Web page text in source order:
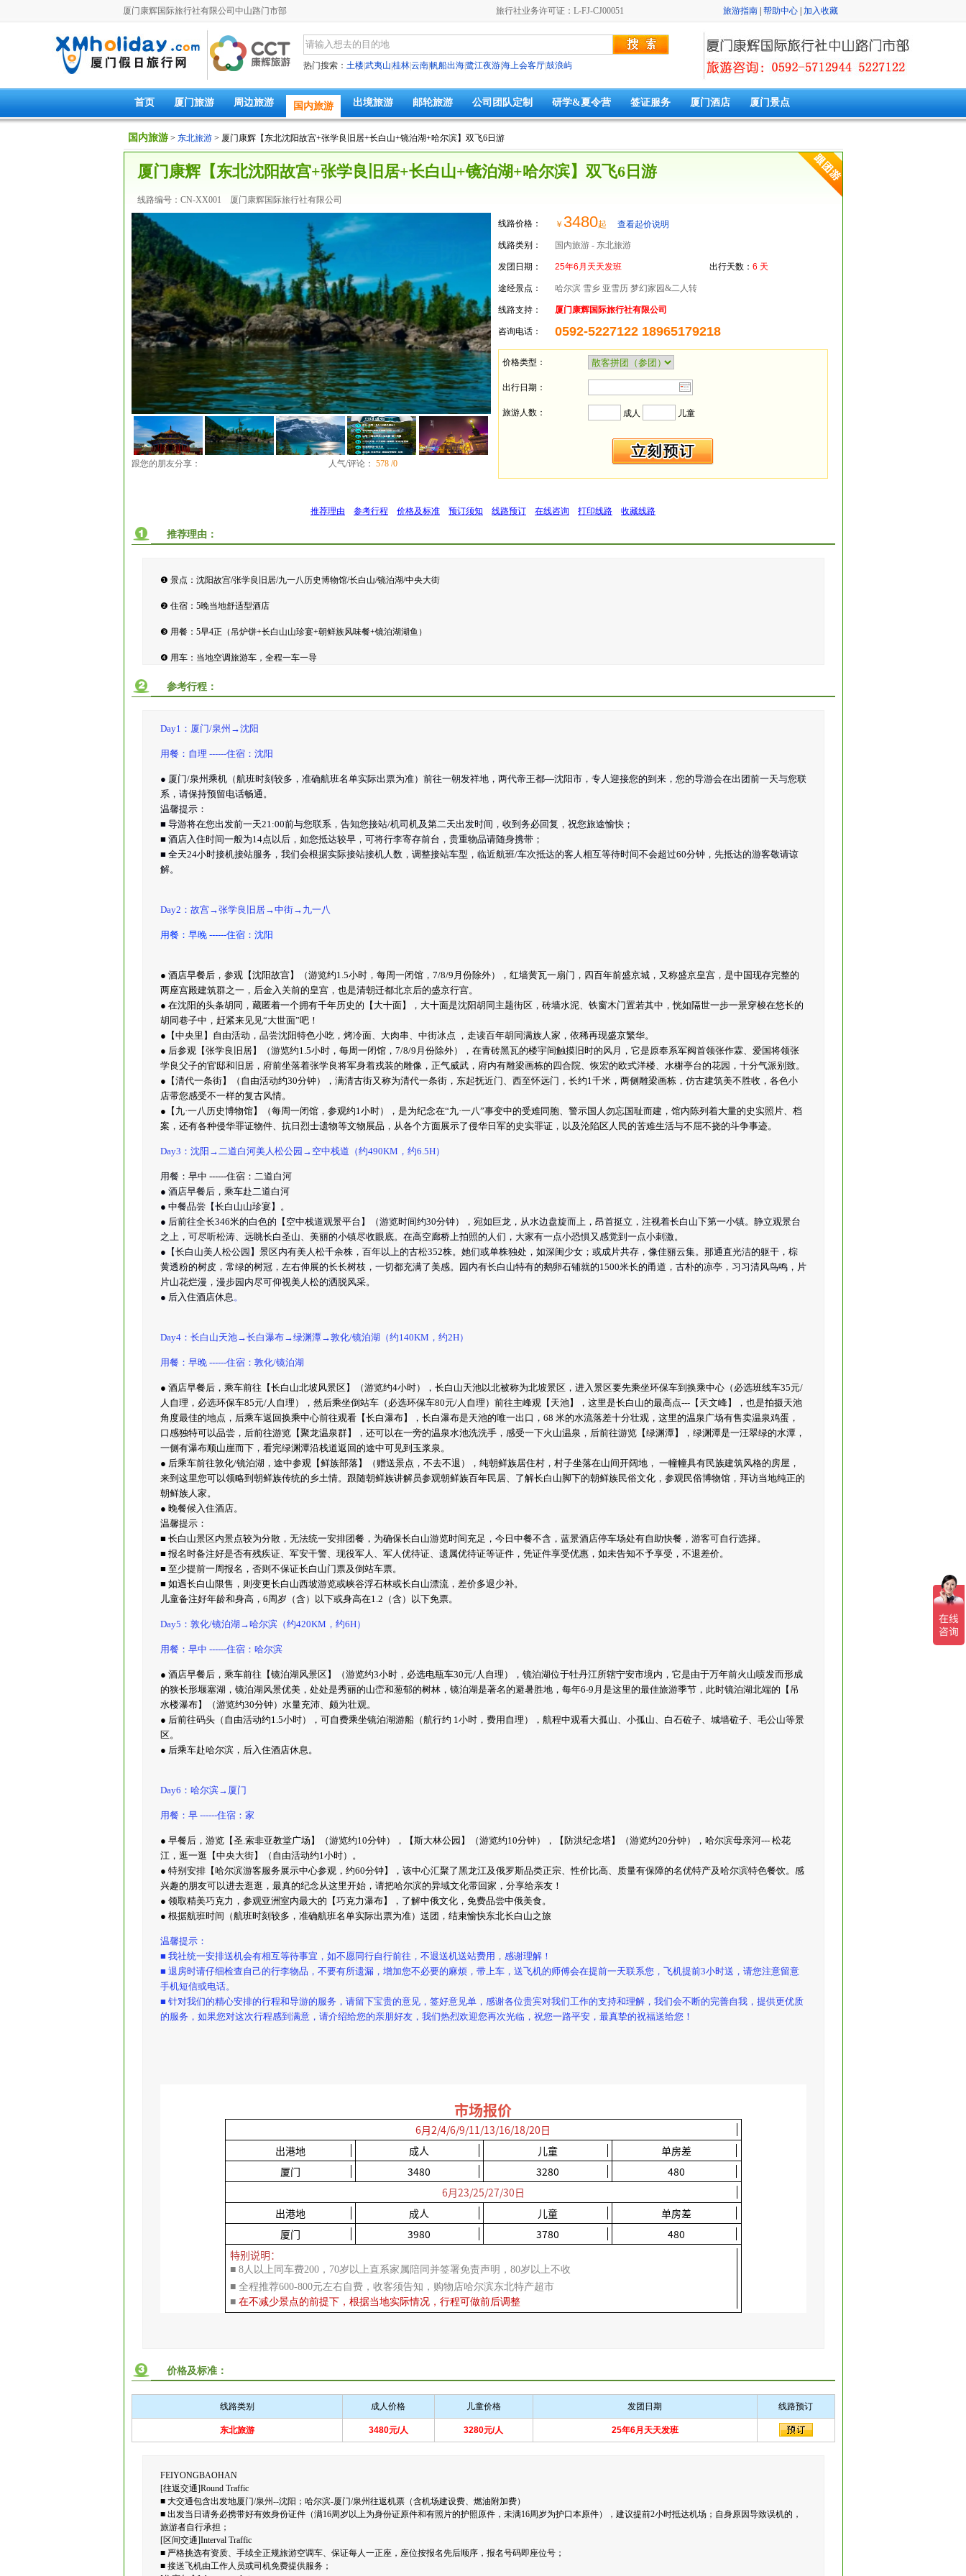
厦门康辉国际旅行社有限公司中山路门市部 旅行社业务许可证：L-FJ-CJ00051 旅游指南 帮助中心 加入收藏
热门搜索： 土楼武夷山 桂林云南帆船出海鹭江夜游海上会客厅鼓浪屿
首页 厦门旅游 周边旅游 国内旅游 出境旅游 邮轮旅游 公司团队定制 研学&夏令营 签证服务 厦门酒店 厦门景点
国内旅游> 东北旅游> 厦门康辉【东北沈阳故宫+张学良旧居+长白山+镜泊湖+哈尔滨】双飞6日游
厦门康辉【东北沈阳故宫+张学良旧居+长白山+镜泊湖+哈尔滨】双飞6日游
线路编号：CN-XX001 厦门康辉国际旅行社有限公司
线路价格： ￥ 3480起 查看起价说明
线路类别： 国内旅游 - 东北旅游
发团日期： 25年6月天天发班 出行天数： 6 天
途经景点： 哈尔滨 雪乡 亚雪历 梦幻家园&二人转
线路支持： 厦门康辉国际旅行社有限公司
咨询电话： 0592-5227122 18965179218
价格类型：
出行日期：
旅游人数： 成人 儿童
跟您的朋友分享： 人气/评论： 578 /0
推荐理由 参考行程 价格及标准 预订须知 线路预订 在线咨询 打印线路 收藏线路
推荐理由：
❶ 景点：沈阳故宫/张学良旧居/九一八历史博物馆/长白山/镜泊湖/中央大街
❷ 住宿：5晚当地舒适型酒店
❸ 用餐：5早4正（吊炉饼+长白山山珍宴+朝鲜族风味餐+镜泊湖湖鱼）
❹ 用车：当地空调旅游车，全程一车一导
参考行程：
Day1：厦门/泉州→沈阳
用餐：自理 ------住宿：沈阳
● 厦门/泉州乘机（航班时刻较多，准确航班名单实际出票为准）前往一朝发祥地，两代帝王都—沈阳市，专人迎接您的到来，您的导游会在出团前一天与您联
系，请保持预留电话畅通。
温馨提示：
■ 导游将在您出发前一天21:00前与您联系，告知您接站/机司机及第二天出发时间，收到务必回复，祝您旅途愉快；
■ 酒店入住时间一般为14点以后，如您抵达较早，可将行李寄存前台，贵重物品请随身携带；
■ 全天24小时接机接站服务，我们会根据实际接站接机人数，调整接站车型，临近航班/车次抵达的客人相互等待时间不会超过60分钟，先抵达的游客敬请谅
解。
Day2：故宫→张学良旧居→中街→九一八
用餐：早晚 ------住宿：沈阳
● 酒店早餐后，参观【沈阳故宫】（游览约1.5小时，每周一闭馆，7/8/9月份除外），红墙黄瓦一扇门，四百年前盛京城，又称盛京皇宫，是中国现存完整的
两座宫殿建筑群之一，后金入关前的皇宫，也是清朝迁都北京后的盛京行宫。
● 在沈阳的头条胡同，藏匿着一个拥有千年历史的【大十面】，大十面是沈阳胡同主题街区，砖墙水泥、铁窗木门置若其中，恍如隔世一步一景穿梭在悠长的
胡同巷子中，赶紧来见见“大世面”吧！
●【中央里】自由活动，品尝沈阳特色小吃，烤冷面、大肉串、中街冰点 ，走读百年胡同满族人家，依稀再现盛京繁华。
● 后参观【张学良旧居】（游览约1.5小时，每周一闭馆，7/8/9月份除外），在青砖黑瓦的楼宇间触摸旧时的风月，它是原奉系军阀首领张作霖、爱国将领张
学良父子的官邸和旧居，府前坐落着张学良将军身着戎装的雕像，正气威武，府内有雕梁画栋的四合院、恢宏的欧式洋楼、水榭亭台的花园，十分气派别致。
●【清代一条街】（自由活动约30分钟），满清古街又称为清代一条街，东起抚近门、西至怀远门，长约1千米，两侧雕梁画栋，仿古建筑美不胜收，各色小
店带您感受不一样的复古风情。
●【九·一八历史博物馆】（每周一闭馆，参观约1小时），是为纪念在“九·一八”事变中的受难同胞、警示国人勿忘国耻而建，馆内陈列着大量的史实照片、档
案，还有各种侵华罪证物件、抗日烈士遗物等文物展品，从各个方面展示了侵华日军的史实罪证，以及沦陷区人民的苦难生活与不屈不挠的斗争事迹。
Day3：沈阳→二道白河美人松公园→空中栈道（约490KM，约6.5H）
用餐：早中 ------住宿：二道白河
● 酒店早餐后，乘车赴二道白河
● 中餐品尝【长白山山珍宴】。
● 后前往全长346米的白色的【空中栈道观景平台】（游览时间约30分钟），宛如巨龙，从水边盘旋而上，昂首挺立，注视着长白山下第一小镇。静立观景台
之上，可尽听松涛、远眺长白圣山、美丽的小镇尽收眼底。在高空廊桥上拍照的人们，大家有一点小恐惧又感觉到一点小刺激。
●【长白山美人松公园】景区内有美人松千余株，百年以上的古松352株。她们或单株独处，如深闺少女；或成片共存，像佳丽云集。那通直光洁的躯干，棕
黄透粉的树皮，常绿的树冠，左右伸展的长长树枝，一切都充满了美感。园内有长白山特有的鹅卵石铺就的1500米长的甬道，古朴的凉亭，习习清风鸟鸣，片
片山花烂漫，漫步园内尽可仰视美人松的洒脱风采。
● 后入住酒店休息。
Day4：长白山天池→长白瀑布→绿渊潭→敦化/镜泊湖（约140KM，约2H）
用餐：早晚 ------住宿：敦化/镜泊湖
● 酒店早餐后，乘车前往【长白山北坡风景区】（游览约4小时），长白山天池以北被称为北坡景区，进入景区要先乘坐环保车到换乘中心（必选班线车35元/
人自理，必选环保车85元/人自理），然后乘坐倒站车（必选环保车80元/人自理）前往主峰观【天池】，这里是长白山的最高点---【天文峰】，也是拍摄天池
角度最佳的地点，后乘车返回换乘中心前往观看【长白瀑布】，长白瀑布是天池的唯一出口，68 米的水流落差十分壮观，这里的温泉广场有售卖温泉鸡蛋，
口感独特可以品尝，后前往游览【聚龙温泉群】，还可以在一旁的温泉水池洗洗手，感受一下火山温泉，后前往游览【绿渊潭】，绿渊潭是一汪翠绿的水潭，
一侧有瀑布顺山崖而下，看完绿渊潭沿栈道返回的途中可见到玉浆泉。
● 后乘车前往敦化/镜泊湖，途中参观【鲜族部落】（赠送景点，不去不退），纯朝鲜族居住村，村子坐落在山间开阔地， 一幢幢具有民族建筑风格的房屋，
来到这里您可以领略到朝鲜族传统的乡土情。跟随朝鲜族讲解员参观朝鲜族百年民居、了解长白山脚下的朝鲜族民俗文化，参观民俗博物馆，拜访当地纯正的
朝鲜族人家。
● 晚餐候入住酒店。
温馨提示：
■ 长白山景区内景点较为分散，无法统一安排团餐，为确保长白山游览时间充足，今日中餐不含，蓝景酒店停车场处有自助快餐，游客可自行选择。
■ 报名时备注好是否有残疾证、军安干警、现役军人、军人优待证、遗属优待证等证件，凭证件享受优惠，如未告知不予享受，不退差价。
■ 至少提前一周报名，否则不保证长白山门票及倒站车票。
■ 如遇长白山限售，则变更长白山西坡游览或峡谷浮石林或长白山漂流，差价多退少补。
儿童备注好年龄和身高，6周岁（含）以下或身高在1.2（含）以下免票。
Day5：敦化/镜泊湖→哈尔滨（约420KM，约6H）
用餐：早中 ------住宿：哈尔滨
● 酒店早餐后，乘车前往【镜泊湖风景区】（游览约3小时，必选电瓶车30元/人自理），镜泊湖位于牡丹江所辖宁安市境内，它是由于万年前火山喷发而形成
的狭长形堰塞湖，镜泊湖风景优美，处处是秀丽的山峦和葱郁的树林，镜泊湖是著名的避暑胜地，每年6-9月是这里的最佳旅游季节，此时镜泊湖北端的【吊
水楼瀑布】（游览约30分钟）水量充沛、颇为壮观。
● 后前往码头（自由活动约1.5小时），可自费乘坐镜泊湖游船（航行约 1小时，费用自理），航程中观看大孤山、小孤山、白石砬子、城墙砬子、毛公山等景
区。
● 后乘车赴哈尔滨，后入住酒店休息。
Day6：哈尔滨→厦门
用餐：早 ------住宿：家
● 早餐后，游览【圣.索非亚教堂广场】（游览约10分钟），【斯大林公园】（游览约10分钟），【防洪纪念塔】（游览约20分钟），哈尔滨母亲河--- 松花
江，逛一逛【中央大街】（自由活动约1小时）。
● 特别安排【哈尔滨游客服务展示中心参观，约60分钟】，该中心汇聚了黑龙江及俄罗斯品类正宗、性价比高、质量有保障的名优特产及哈尔滨特色餐饮。感
兴趣的朋友可以进去逛逛，最真的纪念从这里开始，请把哈尔滨的异域文化带回家，分享给亲友！
● 领取精美巧克力，参观亚洲室内最大的【巧克力瀑布】，了解中俄文化，免费品尝中俄美食。
● 根据航班时间（航班时刻较多，准确航班名单实际出票为准）送团，结束愉快东北长白山之旅
温馨提示：
■ 我社统一安排送机会有相互等待事宜，如不愿同行自行前往，不退送机送站费用，感谢理解！
■ 退房时请仔细检查自己的行李物品，不要有所遗漏，增加您不必要的麻烦，带上车，送飞机的师傅会在提前一天联系您，飞机提前3小时送，请您注意留意
手机短信或电话。
■ 针对我们的精心安排的行程和导游的服务，请留下宝贵的意见，签好意见单，感谢各位贵宾对我们工作的支持和理解，我们会不断的完善自我，提供更优质
的服务，如果您对这次行程感到满意，请介绍给您的亲朋好友，我们热烈欢迎您再次光临，祝您一路平安，最真挚的祝福送给您！
市场报价
6月2/4/6/9/11/13/16/18/20日
出港地
成人 儿童
单房差
厦门
3480 3280
480
6月23/25/27/30日
出港地
成人 儿童
单房差
厦门
3980 3780
480
特别说明：
■ 8人以上同车费200，70岁以上直系家属陪同并签署免责声明，80岁以上不收
■ 全程推荐600-800元左右自费，收客须告知，购物店哈尔滨东北特产超市
■ 在不减少景点的前提下，根据当地实际情况，行程可做前后调整
价格及标准：
线路类别 成人价格 儿童价格 发团日期 线路预订
东北旅游 3480元/人 3280元/人 25年6月天天发班
FEIYONGBAOHAN
[往返交通]Round Traffic
■ 大交通包含出发地厦门/泉州--沈阳；哈尔滨-厦门/泉州往返机票（含机场建设费、燃油附加费）
■ 出发当日请务必携带好有效身份证件（满16周岁以上为身份证原件和有照片的护照原件，未满16周岁为护口本原件），建议提前2小时抵达机场；自身原因导致误机的，
旅游者自行承担；
[区间交通]Interval Traffic
■ 严格挑选有资质、手续全正规旅游空调车、保证每人一正座，座位按报名先后顺序，报名号码即座位号；
■ 接送飞机由工作人员或司机免费提供服务；